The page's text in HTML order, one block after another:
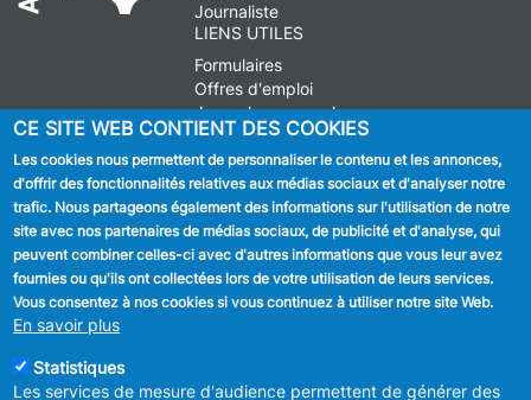
Journaliste
LIENS UTILES
Formulaires
Offres d'emploi
Journal communal
Stationnement
SUIVEZ NOUS
Facebook
Linkedin
CE SITE WEB CONTIENT DES COOKIES
Les cookies nous permettent de personnaliser le contenu et les annonces,
d'offrir des fonctionnalités relatives aux médias sociaux et d'analyser notre
trafic. Nous partageons également des informations sur l'utilisation de notre
site avec nos partenaires de médias sociaux, de publicité et d'analyse, qui
peuvent combiner celles-ci avec d'autres informations que vous leur avez
fournies ou qu'ils ont collectées lors de votre utilisation de leurs services.
Vous consentez à nos cookies si vous continuez à utiliser notre site Web.
En savoir plus
Statistiques
Les services de mesure d'audience permettent de générer des